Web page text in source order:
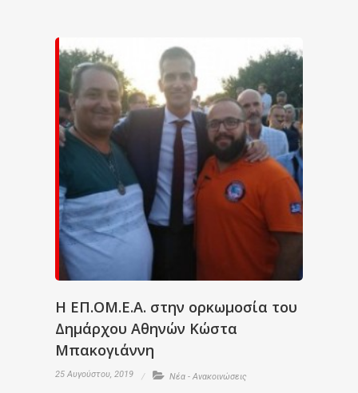
Η ΕΠ.ΟΜ.Ε.Α. στην ορκωμοσία του
Δημάρχου Αθηνών Κώστα
Μπακογιάννη
25 Αυγούστου, 2019 Νέα - Ανακοινώσεις